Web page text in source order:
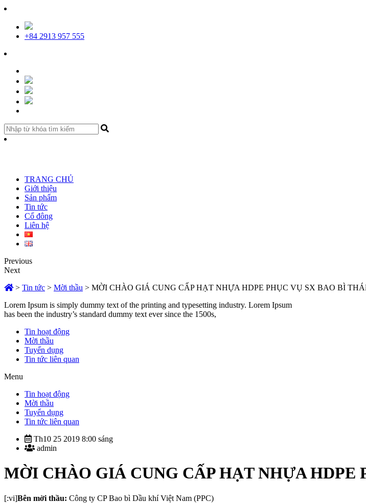
+84 2913 957 555
TRANG CHỦ
Giới thiệu
Sản phẩm
Tin tức
Cổ đông
Liên hệ
Previous
Next
> Tin tức > Mời thầu > MỜI CHÀO GIÁ CUNG CẤP HẠT NHỰA HDPE PHỤC VỤ SX BAO BÌ
Lorem Ipsum is simply dummy text of the printing and typesetting industry. Lorem Ipsum
has been the industry’s standard dummy text ever since the 1500s,
Tin hoạt động
Mời thầu
Tuyển dụng
Tin tức liên quan
Menu
Tin hoạt động
Mời thầu
Tuyển dụng
Tin tức liên quan
Th10 25 2019 8:00 sáng
admin
MỜI CHÀO GIÁ CUNG CẤP HẠT NHỰA HDPE
[:vi]Bên mời thầu: Công ty CP Bao bì Dầu khí Việt Nam (PPC)